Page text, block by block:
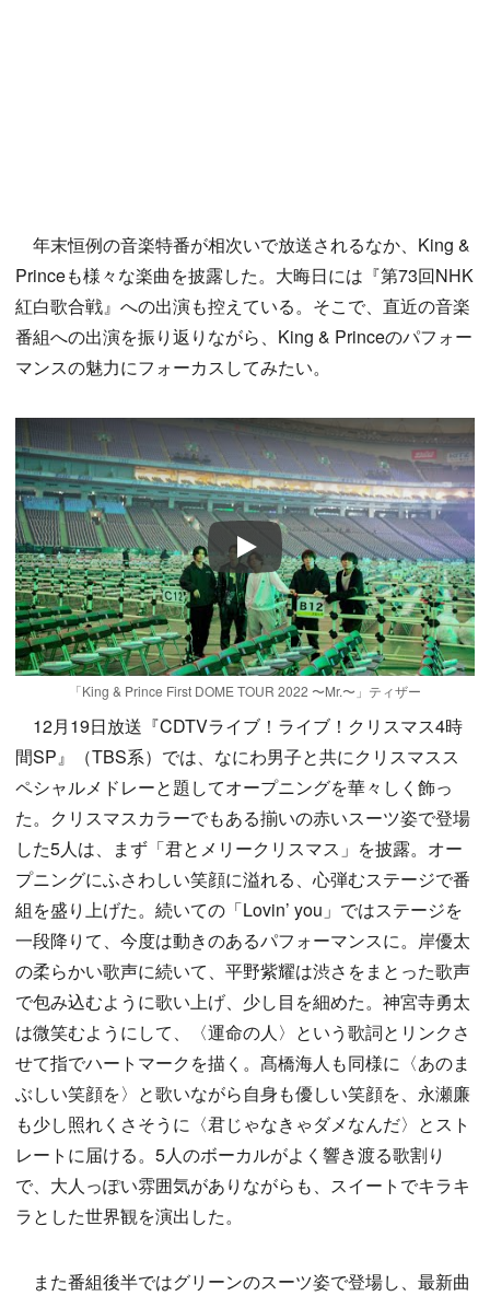
年末恒例の音楽特番が相次いで放送されるなか、King &
Princeも様々な楽曲を披露した。大晦日には『第73回NHK
紅白歌合戦』への出演も控えている。そこで、直近の音楽
番組への出演を振り返りながら、King & Princeのパフォー
マンスの魅力にフォーカスしてみたい。
Play
「King & Prince First DOME TOUR 2022 〜Mr.〜」ティザー
12月19日放送『CDTVライブ！ライブ！クリスマス4時
間SP』（TBS系）では、なにわ男子と共にクリスマスス
ペシャルメドレーと題してオープニングを華々しく飾っ
た。クリスマスカラーでもある揃いの赤いスーツ姿で登場
した5人は、まず「君とメリークリスマス」を披露。オー
プニングにふさわしい笑顔に溢れる、心弾むステージで番
組を盛り上げた。続いての「Lovin’ you」ではステージを
一段降りて、今度は動きのあるパフォーマンスに。岸優太
の柔らかい歌声に続いて、平野紫耀は渋さをまとった歌声
で包み込むように歌い上げ、少し目を細めた。神宮寺勇太
は微笑むようにして、〈運命の人〉という歌詞とリンクさ
せて指でハートマークを描く。髙橋海人も同様に〈あのま
ぶしい笑顔を〉と歌いながら自身も優しい笑顔を、永瀬廉
も少し照れくさそうに〈君じゃなきゃダメなんだ〉とスト
レートに届ける。5人のボーカルがよく響き渡る歌割り
で、大人っぽい雰囲気がありながらも、スイートでキラキ
ラとした世界観を演出した。
また番組後半ではグリーンのスーツ姿で登場し、最新曲